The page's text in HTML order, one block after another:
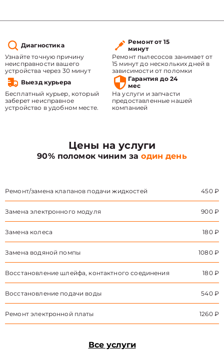
Диагностика
Узнайте точную причину
неисправности вашего
устройства через 30 минут
Ремонт от 15
минут
Ремонт пылесосов занимает от
15 минут до нескольких дней в
зависимости от поломки
Выезд курьера
Бесплатный курьер, который
заберет неисправное
устройство в удобном месте.
Гарантия до 24
мес
На услуги и запчасти
предоставленные нашей
компанией
Цены на услуги
90% поломок чиним заодин день
Ремонт/замена клапанов подачи жидкостей 450 ₽
Замена электронного модуля 900 ₽
Замена колеса 180 ₽
Замена водяной помпы 1080 ₽
Восстановление шлейфа, контактного соединения 180 ₽
Восстановление подачи воды 540 ₽
Ремонт электронной платы 1260 ₽
Все услуги